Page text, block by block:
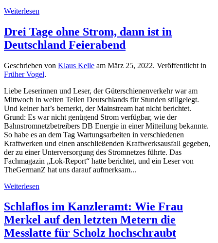
Weiterlesen
Drei Tage ohne Strom, dann ist in
Deutschland Feierabend
Geschrieben von Klaus Kelle am März 25, 2022. Veröffentlicht in
Früher Vogel.
Liebe Leserinnen und Leser, der Güterschienenverkehr war am
Mittwoch in weiten Teilen Deutschlands für Stunden stillgelegt.
Und keiner hat’s bemerkt, der Mainstream hat nicht berichtet.
Grund: Es war nicht genügend Strom verfügbar, wie der
Bahnstromnetzbetreibers DB Energie in einer Mitteilung bekannte.
So habe es an dem Tag Wartungsarbeiten in verschiedenen
Kraftwerken und einen anschließenden Kraftwerksausfall gegeben,
der zu einer Unterversorgung des Stromnetzes führte. Das
Fachmagazin „Lok-Report“ hatte berichtet, und ein Leser von
TheGermanZ hat uns darauf aufmerksam...
Weiterlesen
Schlaflos im Kanzleramt: Wie Frau
Merkel auf den letzten Metern die
Messlatte für Scholz hochschraubt